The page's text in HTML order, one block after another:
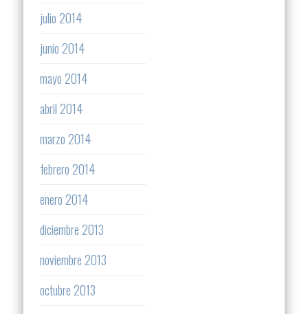
julio 2014
junio 2014
mayo 2014
abril 2014
marzo 2014
febrero 2014
enero 2014
diciembre 2013
noviembre 2013
octubre 2013